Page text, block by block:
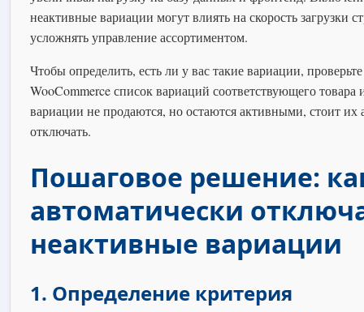
неактивные вариации могут влиять на скорость загрузки
усложнять управление ассортиментом.
Чтобы определить, есть ли у вас такие вариации,
WooCommerce список вариаций соответствующего товара
вариации не продаются, но остаются активными, стоит их
отключать.
Пошаговое решение:
автоматически
неактивные вариации
1. Определение критерия